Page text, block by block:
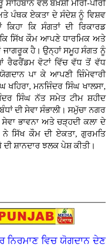
ਵੱਲੋਂ ਬਖ਼ਸ਼ੀ ਮੀਰੀ-ਪੀਰੀ
ਅਤੇ ਪੰਥਕ ਏਕਤਾ ਦੇ ਸੰਦੇਸ਼ ਨੂੰ ਵਿਸ਼ਵ
ਕਿ ਸੰਗਤਾਂ ਦੀ ਰਿਕਾਰਡ
ਸਿੱਖ ਕੌਮ ਆਪਣੇ ਧਾਰਮਿਕ ਅਤੇ
ਜਾਗਰੂਕ ਹੈ। ਉਨ੍ਹਾਂ ਸਮੂਹ ਸੰਗਤ ਨੂੰ
ਰੈਫਰੈਂਡਮ ਵੋਟਾਂ ਵਿੱਚ ਵੱਧ ਤੋਂ ਵੱਧ
ਪਾ ਕੇ ਆਪਣੀ ਜ਼ਿੰਮੇਵਾਰੀ
ਮਨਜਿੰਦਰ ਸਿੰਘ ਖਾਲਸਾ,
ਸਿੰਘ ਨੱਤ ਸਮੇਤ ਟੀਮ ਸ਼ਹੀਦ
ਦੀ ਸੇਵਾ ਸੰਭਾਲੀ। ਸਮੁੱਚਾ ਨਗਰ
ਭਾਵਨਾ ਅਤੇ ਚੜ੍ਹਦੀ ਕਲਾ ਦੇ
ਸਿੱਖ ਕੌਮ ਦੀ ਏਕਤਾ, ਗੁਰਮਤਿ
ਸ਼ਾਨਦਾਰ ਝਲਕ ਪੇਸ਼ ਕੀਤੀ।
ਨਿਰਮਾਣ ਵਿਚ ਯੋਗਦਾਨ ਦੇਣ